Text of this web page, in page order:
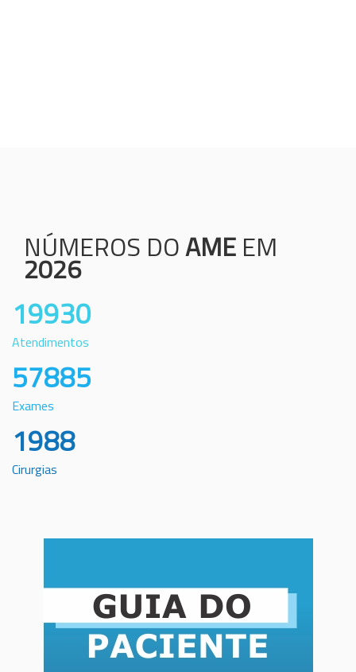
NÚMEROS DOAME EM
2026
19930
Atendimentos
57885
Exames
1988
Cirurgias